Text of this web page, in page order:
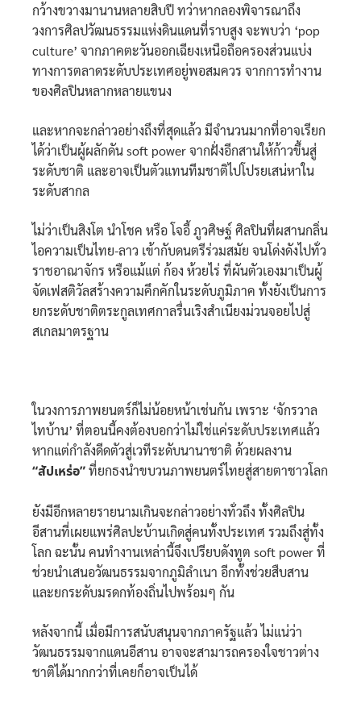
กว้างขวางมานานหลายสิบปี ทว่าหากลองพิจารณาถึง
วงการศิลปวัฒนธรรมแห่งดินแดนที่ราบสูง จะพบว่า ‘pop
culture’ จากภาคตะวันออกเฉียงเหนือถือครองส่วนแบ่ง
ทางการตลาดระดับประเทศอยู่พอสมควร จากการทำงาน
ของศิลปินหลากหลายแขนง
และหากจะกล่าวอย่างถึงที่สุดแล้ว มีจำนวนมากที่อาจเรียก
ได้ว่าเป็นผู้ผลักดัน soft power จากฝั่งอีกสานให้ก้าวขึ้นสู่
ระดับชาติ และอาจเป็นตัวแทนทีมชาติไปโปรยเสน่หาใน
ระดับสากล
ไม่ว่าเป็นสิงโต นำโชค หรือ โจอี้ ภูวศิษฐ์ ศิลปินที่ผสานกลิ่น
ไอความเป็นไทย-ลาว เข้ากับดนตรีร่วมสมัย จนโด่งดังไปทั่ว
ราชอาณาจักร หรือแม้แต่ ก้อง ห้วยไร่ ที่ผันตัวเองมาเป็นผู้
จัดเฟสติวัลสร้างความคึกคักในระดับภูมิภาค ทั้งยังเป็นการ
ยกระดับชาติตระกูลเทศกาลรื่นเริงสำเนียงม่วนจอยไปสู่
สเกลมาตรฐาน
ในวงการภาพยนตร์ก็ไม่น้อยหน้าเช่นกัน เพราะ ‘จักรวาล
ไทบ้าน’ ที่ตอนนี้คงต้องบอกว่าไม่ใช่แค่ระดับประเทศแล้ว
หากแต่กำลังดีดตัวสู่เวทีระดับนานาชาติ ด้วยผลงาน
“สัปเหร่อ”ที่ยกธงนำขบวนภาพยนตร์ไทยสู่สายตาชาวโลก
ยังมีอีกหลายรายนามเกินจะกล่าวอย่างทั่วถึง ทั้งศิลปิน
อีสานที่เผยแพร่ศิลปะบ้านเกิดสู่คนทั้งประเทศ รวมถึงสู่ทั้ง
โลก ฉะนั้น คนทำงานเหล่านี้จึงเปรียบดังทูต soft power ที่
ช่วยนำเสนอวัฒนธรรมจากภูมิลำเนา อีกทั้งช่วยสืบสาน
และยกระดับมรดกท้องถิ่นไปพร้อมๆ กัน
หลังจากนี้ เมื่อมีการสนับสนุนจากภาครัฐแล้ว ไม่แน่ว่า
วัฒนธรรมจากแดนอีสาน อาจจะสามารถครองใจชาวต่าง
ชาติได้มากกว่าที่เคยก็อาจเป็นได้